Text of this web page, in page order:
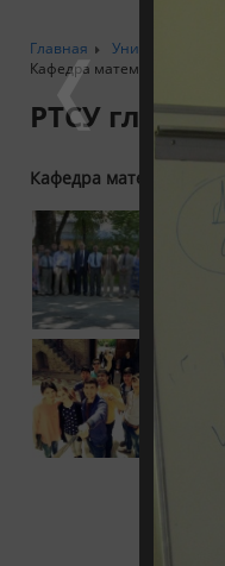
Главная Университет
Кафедра математики
РТСУ
Кафедра математики